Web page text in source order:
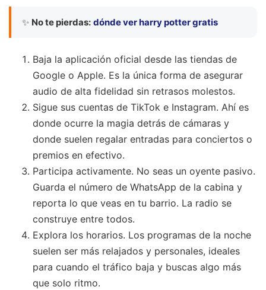
✨ No te pierdas: dónde ver harry potter gratis
Baja la aplicación oficial desde las tiendas de
Google o Apple. Es la única forma de asegurar
audio de alta fidelidad sin retrasos molestos.
Sigue sus cuentas de TikTok e Instagram. Ahí es
donde ocurre la magia detrás de cámaras y
donde suelen regalar entradas para conciertos o
premios en efectivo.
Participa activamente. No seas un oyente pasivo.
Guarda el número de WhatsApp de la cabina y
reporta lo que veas en tu barrio. La radio se
construye entre todos.
Explora los horarios. Los programas de la noche
suelen ser más relajados y personales, ideales
para cuando el tráfico baja y buscas algo más
que solo ritmo.